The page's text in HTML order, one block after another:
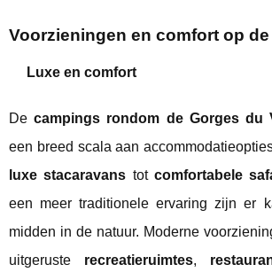
Voorzieningen en comfort op
Luxe en comfort
Decampings rondom de Gorges du
een breed scala aan
luxe stacaravans tot comfortabele
een meer traditionele ervaring zijn er
midden in de natuur. Moderne
uitgeruste recreatieruimtes,